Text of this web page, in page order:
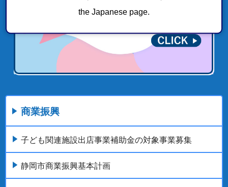
the Japanese page.
商業振興
子ども関連施設出店事業補助金の対象事業募集
静岡市商業振興基本計画